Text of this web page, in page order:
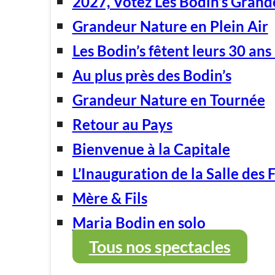
Grandeur Nature en Plein Air
Les Bodin’s fêtent leurs 30 ans
Au plus près des Bodin’s
Grandeur Nature en Tournée
Retour au Pays
Bienvenue à la Capitale
L’Inauguration de la Salle des
Mère & Fils
Maria Bodin en solo
Tous nos spectacles